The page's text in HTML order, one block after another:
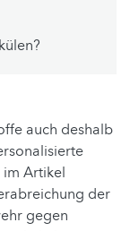
auch deshalb
im Artikel
der
gegen